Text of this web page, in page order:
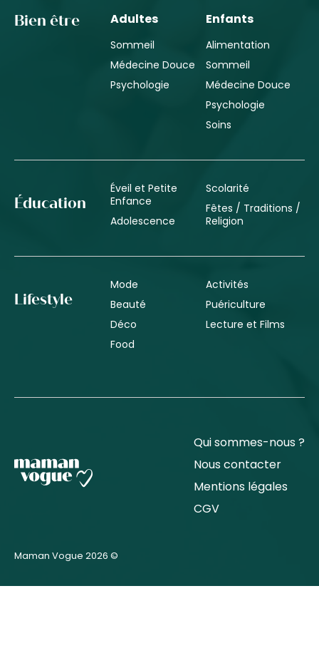
Bien être Adultes
Sommeil
Médecine Douce
Psychologie
Enfants
Alimentation
Sommeil
Médecine Douce
Psychologie
Soins
Éducation
Éveil et Petite
Enfance
Adolescence
Scolarité
Fêtes / Traditions /
Religion
Lifestyle
Mode
Beauté
Déco
Food
Activités
Puériculture
Lecture et Films
Qui sommes-nous ?
Nous contacter
Mentions légales
CGV
Maman Vogue 2026 ©